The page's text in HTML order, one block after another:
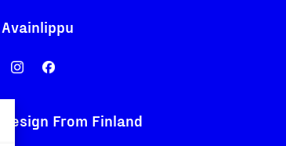
Avainlippu
Design From Finland